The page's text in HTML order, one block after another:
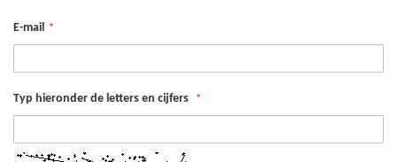
E-mail
Typ hieronder de letters en cijfers